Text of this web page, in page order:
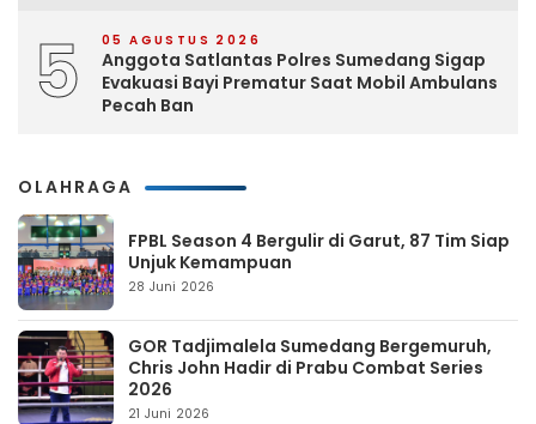
5 05 AGUSTUS 2026
Anggota Satlantas Polres Sumedang Sigap
Evakuasi Bayi Prematur Saat Mobil Ambulans
Pecah Ban
OLAHRAGA
FPBL Season 4 Bergulir di Garut, 87 Tim Siap
Unjuk Kemampuan
28 Juni 2026
GOR Tadjimalela Sumedang Bergemuruh,
Chris John Hadir di Prabu Combat Series
2026
21 Juni 2026